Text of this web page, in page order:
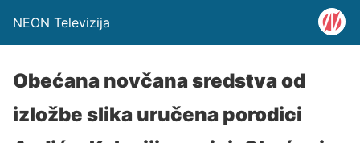
NEON Televizija
Obećana novčana sredstva od
izložbe slika uručena porodici